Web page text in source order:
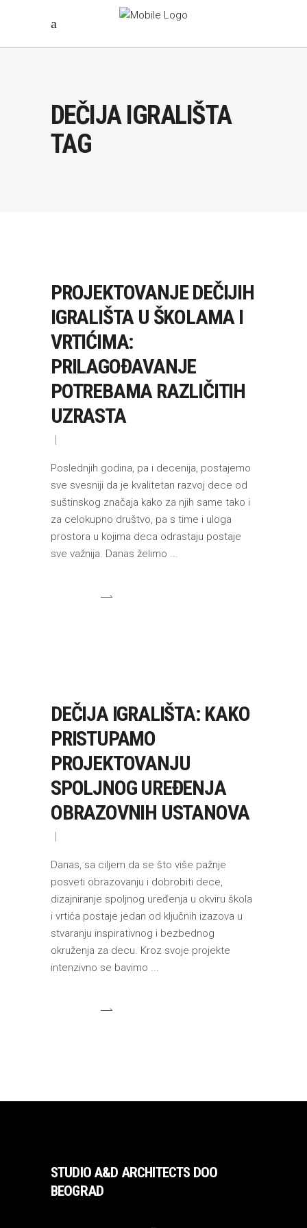
DEČIJA IGRALIŠTA
TAG
PROJEKTOVANJE DEČIJIH
IGRALIŠTA U ŠKOLAMA I
VRTIĆIMA:
PRILAGOĐAVANJE
POTREBAMA RAZLIČITIH
UZRASTA
Poslednjih godina, pa i decenija, postajemo
sve svesniji da je kvalitetan razvoj dece od
suštinskog značaja kako za njih same tako i
za celokupno društvo, pa s time i uloga
prostora u kojima deca odrastaju postaje
sve važnija. Danas želimo
DEČIJA IGRALIŠTA: KAKO
PRISTUPAMO
PROJEKTOVANJU
SPOLJNOG UREĐENJA
OBRAZOVNIH USTANOVA
Danas, sa ciljem da se što više pažnje
posveti obrazovanju i dobrobiti dece,
dizajniranje spoljnog uređenja u okviru škola
i vrtića postaje jedan od ključnih izazova u
stvaranju inspirativnog i bezbednog
okruženja za decu. Kroz svoje projekte
intenzivno se bavimo
STUDIO A&D ARCHITECTS DOO
BEOGRAD